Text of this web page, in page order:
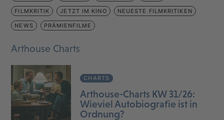
FILMKRITIK JETZT IM KINO NEUESTE FILMKRITIKEN
NEWS PRÄMIENFILME
Arthouse Charts
CHARTS
Arthouse-Charts KW 31/26:
Wieviel Autobiografie ist in
Ordnung?